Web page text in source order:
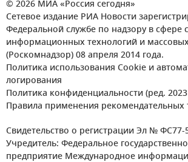
© 2026 МИА «Россия сегодня»
Сетевое издание РИА Новости
Федеральной службе по надзору в сфере
информационных технологий и
(Роскомнадзор) 08 апреля 2014 года.
Политика использования Cookie и
логирования
Политика конфиденциальности (ред. 2023
Правила применения рекомендательных
Свидетельство о регистрации Эл № ФС77-
Учредитель: Федеральное
предприятие Международное